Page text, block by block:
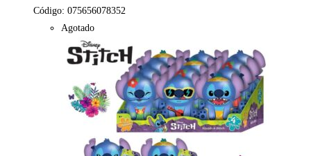
Código: 075656078352
Agotado